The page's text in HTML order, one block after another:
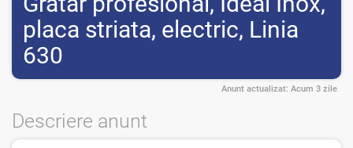
placa striata, electric, Linia
630
Anunt actualizat: Acum 3 zile
Descriere anunt